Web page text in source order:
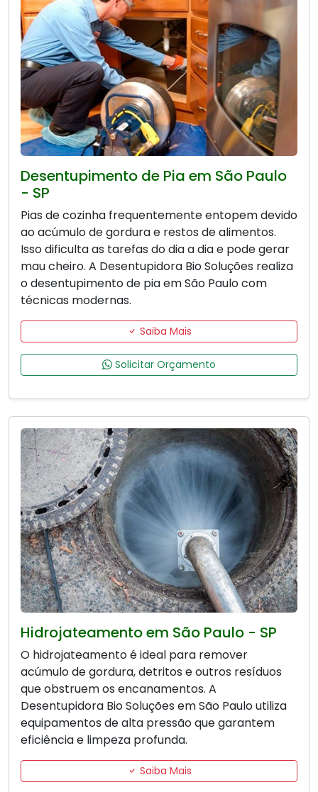
Desentupimento de Pia em São Paulo
- SP
Pias de cozinha frequentemente entopem devido
ao acúmulo de gordura e restos de alimentos.
Isso dificulta as tarefas do dia a dia e pode gerar
mau cheiro. A Desentupidora Bio Soluções realiza
o desentupimento de pia em São Paulo com
técnicas modernas.
Saiba Mais
Solicitar Orçamento
Hidrojateamento em São Paulo - SP
O hidrojateamento é ideal para remover
acúmulo de gordura, detritos e outros resíduos
que obstruem os encanamentos. A
Desentupidora Bio Soluções em São Paulo utiliza
equipamentos de alta pressão que garantem
eficiência e limpeza profunda.
Saiba Mais